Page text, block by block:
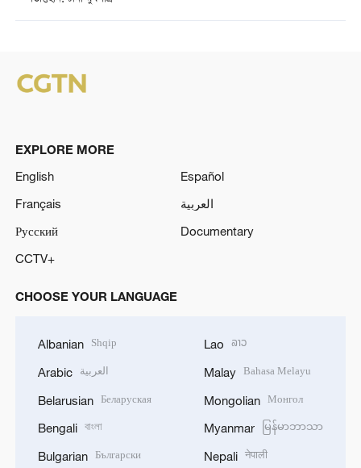
EXPLORE MORE
English
Español
Français
العربية
Русский
Documentary
CCTV+
CHOOSE YOUR LANGUAGE
Albanian Shqip
Arabic العربية
Belarusian Беларуская
Bengali বাংলা
Bulgarian Български
Lao ລາວ
Malay Bahasa Melayu
Mongolian Монгол
Myanmar မြန်မာဘာသာ
Nepali नेपाली